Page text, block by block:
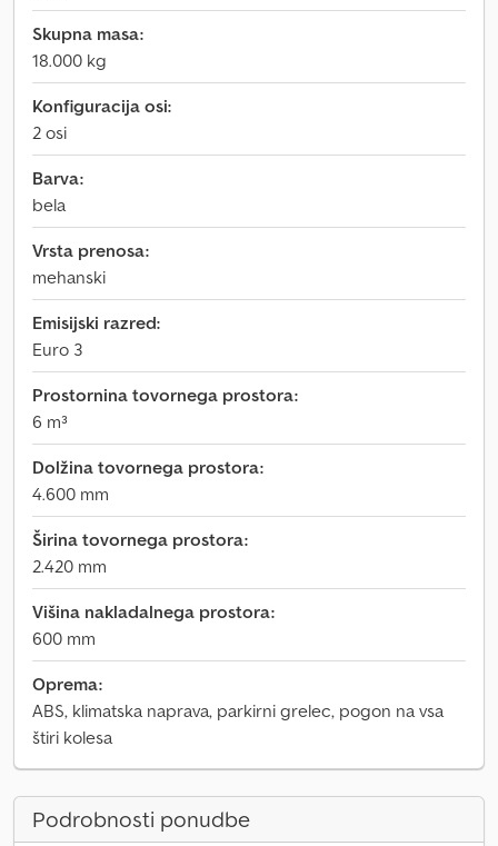
Skupna masa:
18.000 kg
Konfiguracija osi:
2 osi
Barva:
bela
Vrsta prenosa:
mehanski
Emisijski razred:
Euro 3
Prostornina tovornega prostora:
6 m³
Dolžina tovornega prostora:
4.600 mm
Širina tovornega prostora:
2.420 mm
Višina nakladalnega prostora:
600 mm
Oprema:
ABS, klimatska naprava, parkirni grelec, pogon na vsa
štiri kolesa
Podrobnosti ponudbe